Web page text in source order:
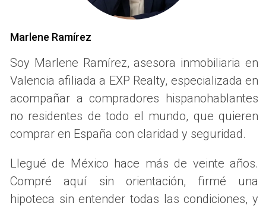
parques y centros deportivos que fomentan un estilo de
vida activo y saludable. La comunidad es acogedora, lo
que facilita la creación de lazos entre vecinos, un aspecto
fundamental para las familias que buscan integrarse.
Ventajas de vivir en El Cabanyal
Acceso directo a la playa.
Amplias opciones educativas cercanas.
Actividades culturales y recreativas durante todo el
año.
RUZAFA: EL CORAZÓN
Marlene Ramírez
Soy Marlene Ramírez, asesora inmobiliaria en
Valencia afiliada a EXP Realty, especializada en
acompañar a compradores hispanohablantes
no residentes de todo el mundo, que quieren
comprar en España con claridad y seguridad.
Llegué de México hace más de veinte años.
Compré aquí sin orientación, firmé una
hipoteca sin entender todas las condiciones, y